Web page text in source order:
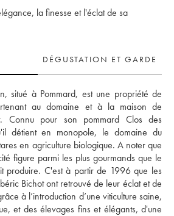
la finesse et l'éclat de sa
DÉGUSTATION ET GARDE
situé à Pommard, est une propriété de
au domaine et à la maison de
Connu pour son pommard Clos des
détient en monopole, le domaine du
en agriculture biologique. A noter que
figure parmi les plus gourmands que le
produire. C'est à partir de 1996 que les
Bichot ont retrouvé de leur éclat et de
à l’introduction d’une viticulture saine,
et des élevages fins et élégants, d'une